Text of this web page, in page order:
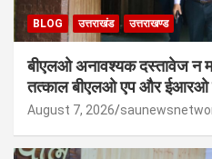
BLOG उत्तराखंड उत्तराखण्ड
बीएलओ अनावश्यक दस्तावेज न
तत्काल बीएलओ एप और
August 7, 2026